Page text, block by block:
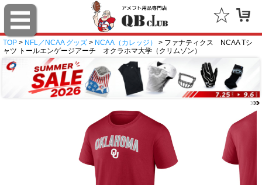
TOP > NFL／NCAA グッズ > NCAA（カレッジ）
> ファナティクス NCAA Tシ
ャツ トールエンゲージアーチ オクラホマ大学（クリムゾン）